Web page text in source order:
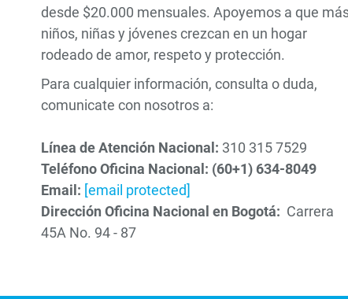
desde $20.000 mensuales. Apoyemos a que
niños, niñas y jóvenes crezcan en un hogar
rodeado de amor, respeto y protección.
Para cualquier información, consulta o duda,
comunicate con nosotros a:
Línea de Atención Nacional: 310 315 7529
Teléfono Oficina Nacional: (60+1) 634-8049
Email: [email protected]
Dirección Oficina Nacional en Bogotá: Carrera
45A No. 94 - 87